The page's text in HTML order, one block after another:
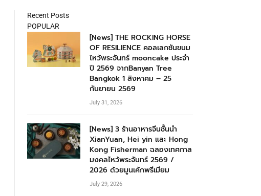
Recent Posts
POPULAR
[News] THE ROCKING HORSE
OF RESILIENCE คอลเลกชันขนม
ไหว้พระจันทร์ mooncake ประจำ
ปี 2569 จากBanyan Tree
Bangkok 1 สิงหาคม – 25
กันยายน 2569
July 31, 2026
[News] 3 ร้านอาหารจีนชั้นนำ
XianYuan, Hei yin และ Hong
Kong Fisherman ฉลองเทศกาล
มงคลไหว้พระจันทร์ 2569 /
2026 ด้วยมูนเค้กพรีเมียม
July 29, 2026